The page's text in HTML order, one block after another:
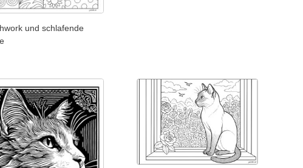
und schlafende